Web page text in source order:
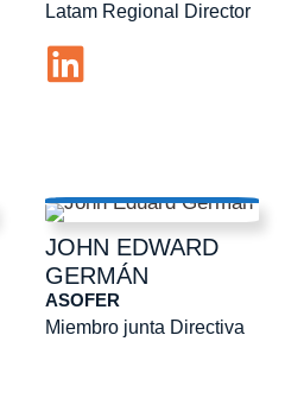
Latam Regional Director
JOHN EDWARD
GERMÁN
Miembro junta Directiva
ASOFER